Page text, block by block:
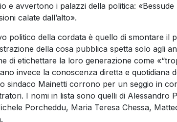
e avvertono i palazzi della politica:
calate dall’alto».
politico della cordata è quello di smontare il
della cosa pubblica spetta solo agli
di etichettare la loro generazione come
invece la conoscenza diretta e quotidiana
sindaco Mainetti corrono per un seggio in
I nomi in lista sono quelli di Alessandro
Porcheddu, Maria Teresa Chessa,